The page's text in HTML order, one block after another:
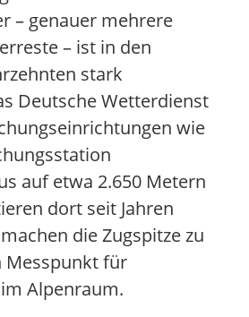
– genauer mehrere
– ist in den
stark
Deutsche Wetterdienst
wie
auf etwa 2.650 Metern
dort seit Jahren
die Zugspitze zu
Messpunkt für
Alpenraum.